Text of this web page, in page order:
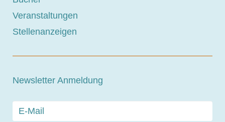
Veranstaltungen
Stellenanzeigen
Newsletter Anmeldung